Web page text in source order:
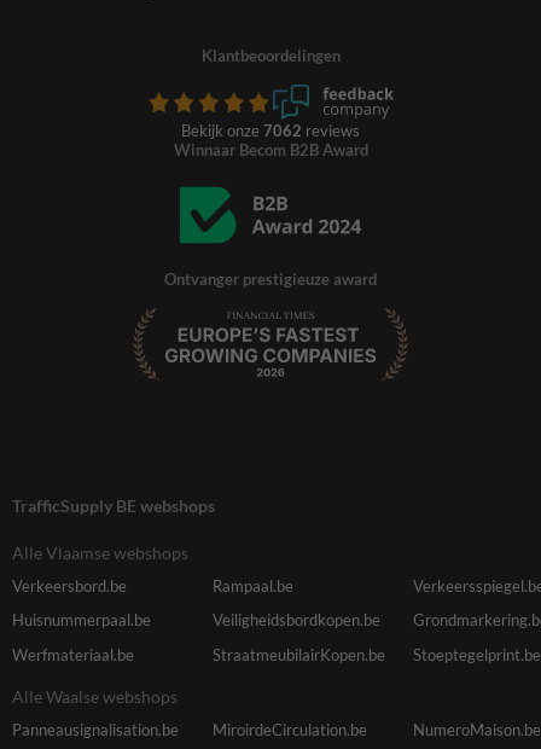
Klantbeoordelingen
Bekijk onze 7062 reviews
Winnaar Becom B2B Award
Ontvanger prestigieuze award
TrafficSupply BE webshops
Alle Vlaamse webshops
Verkeersbord.be Rampaal.be
Huisnummerpaal.be
Veiligheidsbordkopen.be
Werfmateriaal.be
StraatmeubilairKopen.be Stoeptegelprint.be
Alle Waalse webshops
Panneausignalisation.be MiroirdeCirculation.be NumeroMaison.be